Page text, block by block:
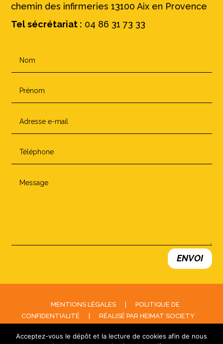
chemin des infirmeries 13100 Aix en Provence
Tel sécrétariat : 04 86 31 73 33
ENVOI
MENTIONS LÉGALES |
POLITIQUE DE
CONFIDENTIALITÉ
| RÉALISÉ PAR HEIMAT SOCIETY
Acceptez-vous le dépôt et la lecture de cookies afin de nous